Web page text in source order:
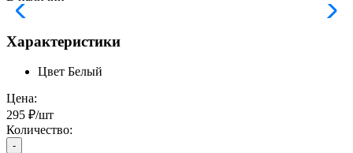
Характеристики
Цвет Белый
Цена:
295 ₽/шт
Количество:
-